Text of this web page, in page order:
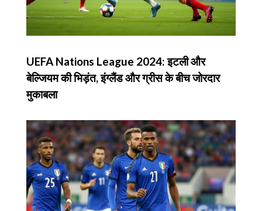
UEFA Nations League 2024: इटली और
बेल्जियम की भिड़ंत, इंग्लैंड और ग्रीस के बीच जोरदार
मुकाबला